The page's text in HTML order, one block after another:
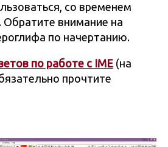
со временем
Обратите внимание на
по начертанию.
по работе с IME(на
прочтите